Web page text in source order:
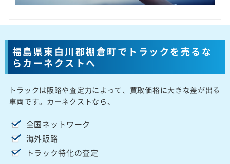
福島県東白川郡棚倉町でトラックを売るな
らカーネクストへ
トラックは販路や査定力によって、買取価格に大きな差が出る
車両です。カーネクストなら、
全国ネットワーク
海外販路
トラック特化の査定